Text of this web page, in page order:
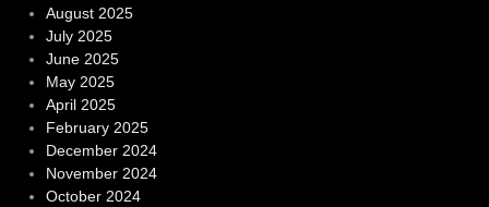
August 2025
July 2025
June 2025
May 2025
April 2025
February 2025
December 2024
November 2024
October 2024